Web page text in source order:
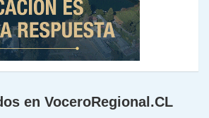
en VoceroRegional.CL